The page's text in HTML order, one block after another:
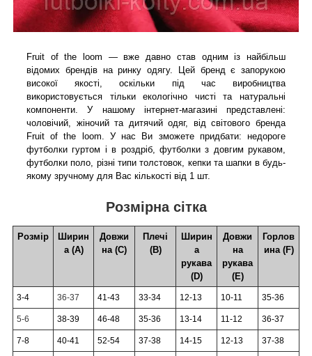
Fruit of the loom — вже давно став одним із найбільш
відомих брендів на ринку одягу. Цей бренд є запорукою
високої якості, оскільки під час виробництва
використовується тільки екологічно чисті та натуральні
компоненти. У нашому інтернет-магазині представлені:
чоловічий, жіночий та дитячий одяг, від світового бренда
Fruit of the loom. У нас Ви зможете придбати: недороге
футболки гуртом і в роздріб, футболки з довгим рукавом,
футболки поло, різні типи толстовок, кепки та шапки в будь-
якому зручному для Вас кількості від 1 шт.
Розмірна сітка
Розмір
Ширин
а (А)
Довжи
на (С)
Плечі
(В)
Ширин
а
рукава
(D)
Довжи
на
рукава
(Е)
Горлов
ина (F)
3-4 36-37 41-43 33-34 12-13 10-11 35-36
5-6 38-39 46-48 35-36 13-14 11-12 36-37
7-8 40-41 52-54 37-38 14-15 12-13 37-38